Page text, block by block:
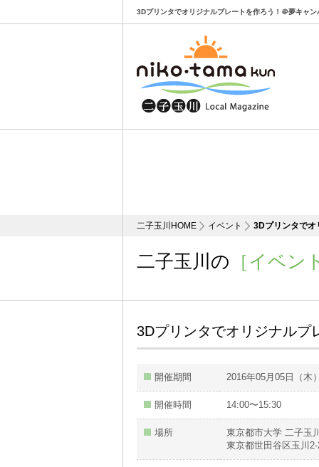
3Dプリンタでオリジナルプレートを作ろう！＠夢キャ
二子玉川HOME イベント 3Dプリンタでオ
二子玉川の ［イベン
3Dプリンタでオリジナルプ
開催期間 2016年05月05日（木
開催時間 14:00〜15:30
場所
東京都市大学 二子玉
東京都世田谷区玉川